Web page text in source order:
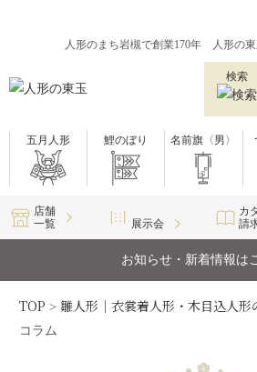
人形のまち岩槻で創業170年 人形の東
検索
五月人形 鯉のぼり 名前旗〈男〉
店舗
一覧
展示会
カ
請
お知らせ・新着情報は
TOP > 雛人形｜衣裳着人形・木目込人形
コラム